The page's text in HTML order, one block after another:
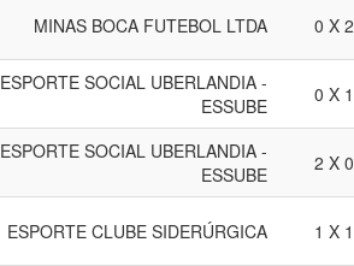
MINAS BOCA FUTEBOL LTDA 0 X 2
ESPORTE SOCIAL UBERLANDIA -
ESSUBE
0 X 1
ESPORTE SOCIAL UBERLANDIA -
ESSUBE
2 X 0
ESPORTE CLUBE SIDERÚRGICA 1 X 1